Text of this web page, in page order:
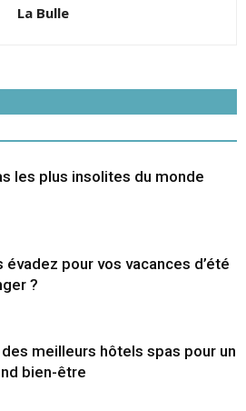
La Bulle
les plus insolites du monde
évadez pour vos vacances d’été
?
meilleurs hôtels spas pour un
bien-être